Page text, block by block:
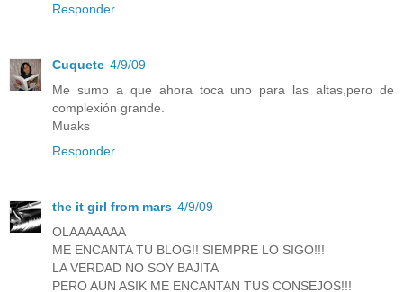
Responder
Cuquete 4/9/09
Me sumo a que ahora toca uno para las altas,pero de
complexión grande.
Muaks
Responder
the it girl from mars 4/9/09
OLAAAAAAA
ME ENCANTA TU BLOG!! SIEMPRE LO SIGO!!!
LA VERDAD NO SOY BAJITA
PERO AUN ASIK ME ENCANTAN TUS CONSEJOS!!!